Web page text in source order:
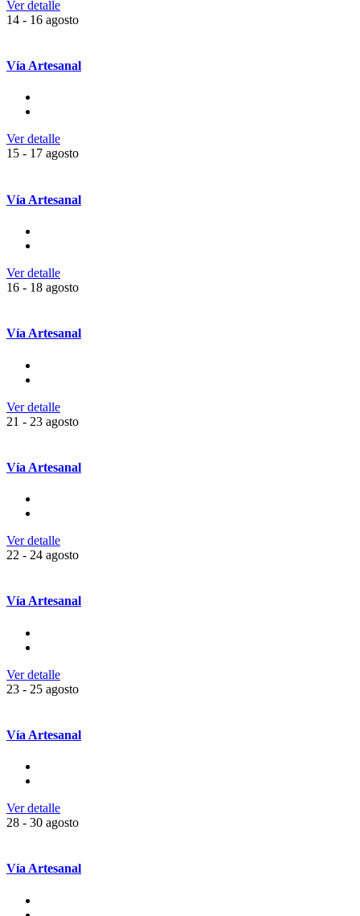
Ver detalle
14 - 16 agosto
Vía Artesanal
Ver detalle
15 - 17 agosto
Vía Artesanal
Ver detalle
16 - 18 agosto
Vía Artesanal
Ver detalle
21 - 23 agosto
Vía Artesanal
Ver detalle
22 - 24 agosto
Vía Artesanal
Ver detalle
23 - 25 agosto
Vía Artesanal
Ver detalle
28 - 30 agosto
Vía Artesanal